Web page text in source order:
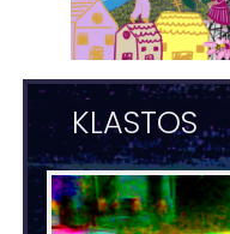
KLASTOS